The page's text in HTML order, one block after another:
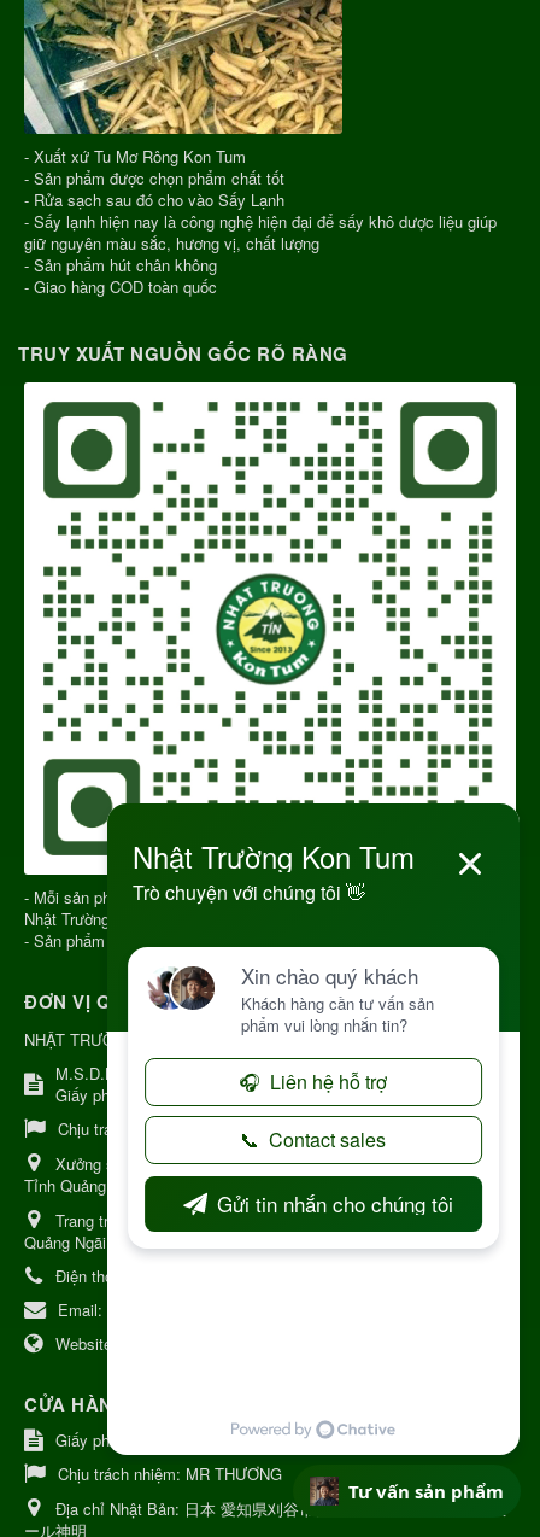
- Xuất xứ Tu Mơ Rông Kon Tum
- Sản phẩm được chọn phẩm chất tốt
- Rửa sạch sau đó cho vào Sấy Lạnh
- Sấy lạnh hiện nay là công nghệ hiện đại để sấy khô dược liệu giúp
giữ nguyên màu sắc, hương vị, chất lượng
- Sản phẩm hút chân không
- Giao hàng COD toàn quốc
TRUY XUẤT NGUỒN GỐC RÕ RÀNG
- Mỗi sản phẩm gửi đi có QR CODE để truy xuất nguồn gốc sản phẩm
Nhật Trường Kon Tum
- Sản phẩm chính gốc Kon Tum Việt Nam
ĐƠN VỊ QUẢN LÝ
NHẬT TRƯỜNG KON TUM
M.S.D.N: 8344254367, Cấp tại Kon Tum.
Giấy phép số: Số 38A.8009409/HKD
Chịu trách nhiệm:
Chủ cơ sở Nguyễn Nhật Trường
Xưởng sản xuất:34 Lý Thường Kiệt, Tổ 6, Phường Kon Tum,
Tỉnh Quảng Ngải
Trang trại Dược Liệu Hữu Cơ:Khu 37 Hộ Xã Măng Đen Tỉnh
Quảng Ngãi
Điện thoại:
Email:
Website:
CỬA HÀNG GIỚI THIỆU TẠI NHẬT BẢN
Giấy phép số: 080-9475-1379
Chịu trách nhiệm: MR THƯƠNG
Địa chỉ Nhật Bản: 日本 愛知県刈谷市神明町6丁目308番地 ファミ
ール神明
Tư vấn sản phẩm